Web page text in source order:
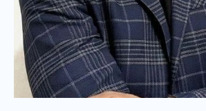
Среди наших
клиентов: